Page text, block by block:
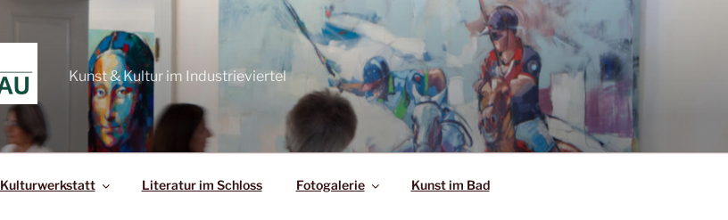
Kunst & Kultur im Industrieviertel
Kulturwerkstatt Literatur im Schloss Fotogalerie Kunst im Bad